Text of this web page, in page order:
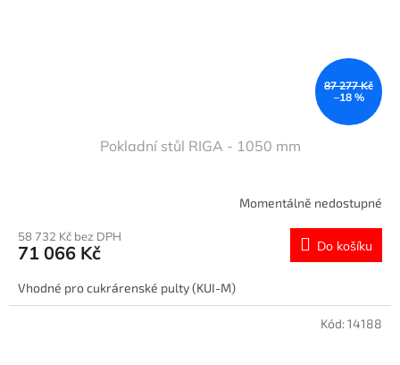
87 277 Kč
–18 %
Pokladní stůl RIGA - 1050 mm
Momentálně nedostupné
58 732 Kč bez DPH
71 066 Kč Do košíku
Vhodné pro cukrárenské pulty (KUI-M)
Kód:14188